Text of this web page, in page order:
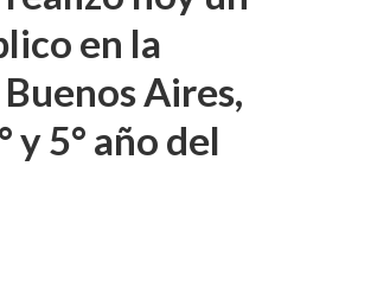
en la
Aires,
5° año del